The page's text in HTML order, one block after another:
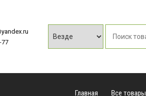
77
Главная Все товары